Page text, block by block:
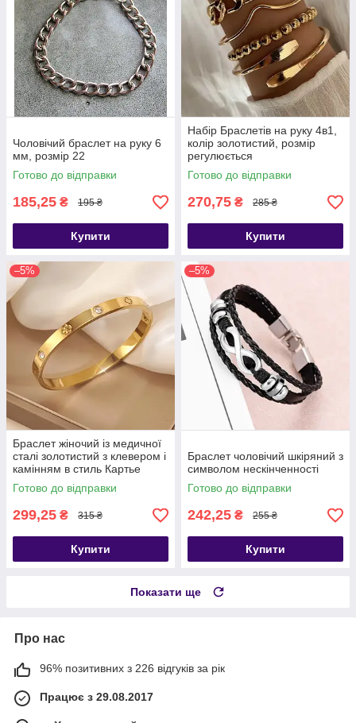
Чоловічий браслет на руку 6
мм, розмір 22
Готово до відправки
185,25 ₴ 195 ₴
Купити
Набір Браслетів на руку 4в1,
колір золотистий, розмір
регулюється
Готово до відправки
270,75 ₴ 285 ₴
Купити
–5%
Браслет жіночий із медичної
сталі золотистий з клевером і
камінням в стиль Картье
Готово до відправки
299,25 ₴ 315 ₴
Купити
–5%
Браслет чоловічий шкіряний з
символом нескінченності
Готово до відправки
242,25 ₴ 255 ₴
Купити
Показати ще
Про нас
96% позитивних з 226 відгуків за рік
Працює з 29.08.2017